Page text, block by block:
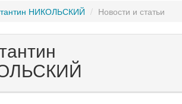
НИКОЛЬСКИЙ Новости и статьи